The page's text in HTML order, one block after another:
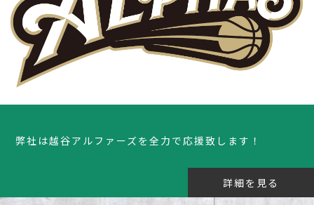
弊社は越谷アルファーズを全力で応援致します！
詳細を見る